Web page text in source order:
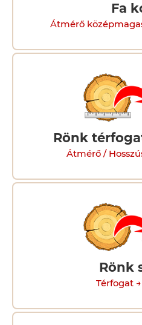
Fa
Átmérő
Rönk
Átmérő /
Rönk
Térfogat